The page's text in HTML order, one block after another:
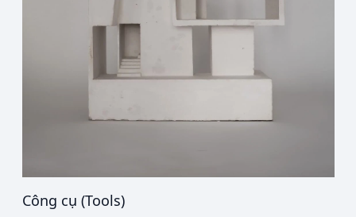
Công cụ (Tools)